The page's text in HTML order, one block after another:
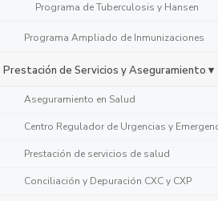
Programa de Tuberculosis y Hansen
Programa Ampliado de Inmunizaciones
Prestación de Servicios y Aseguramiento ▾
Aseguramiento en Salud
Centro Regulador de Urgencias y
Prestación de servicios de salud
Conciliación y Depuración CXC y CXP